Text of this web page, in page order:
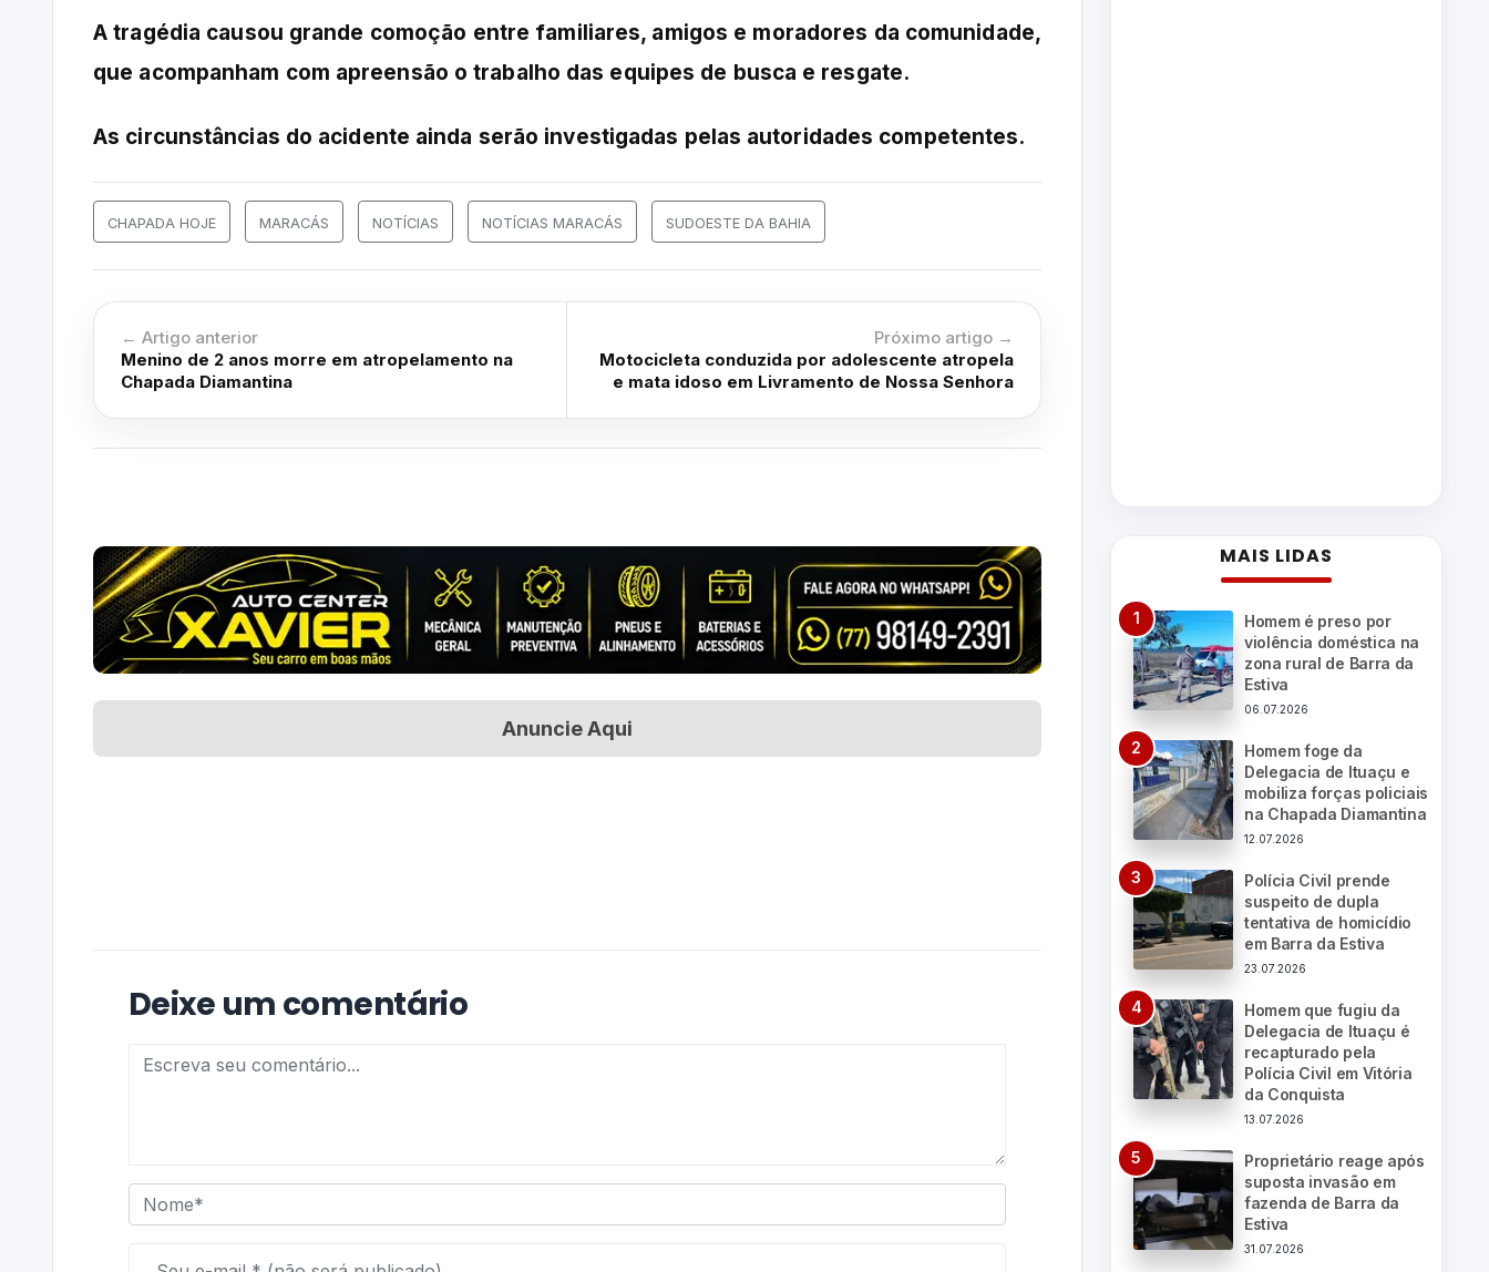
A tragédia causou grande comoção entre familiares, amigos e moradores da comunidade,
que acompanham com apreensão o trabalho das equipes de busca e resgate.
As circunstâncias do acidente ainda serão investigadas pelas autoridades competentes.
CHAPADA HOJE MARACÁS NOTÍCIAS NOTÍCIAS MARACÁS SUDOESTE DA BAHIA
← Artigo anterior
Menino de 2 anos morre em atropelamento na
Chapada Diamantina
Próximo artigo →
Motocicleta conduzida por adolescente atropela
e mata idoso em Livramento de Nossa Senhora
Anuncie Aqui
Deixe um comentário
MAIS LIDAS
Homem é preso por
violência doméstica na
zona rural de Barra da
Estiva
06.07.2026
Homem foge da
Delegacia de Ituaçu e
mobiliza forças policiais
na Chapada Diamantina
12.07.2026
Polícia Civil prende
suspeito de dupla
tentativa de homicídio
em Barra da Estiva
23.07.2026
Homem que fugiu da
Delegacia de Ituaçu é
recapturado pela
Polícia Civil em Vitória
da Conquista
13.07.2026
Proprietário reage após
suposta invasão em
fazenda de Barra da
Estiva
31.07.2026